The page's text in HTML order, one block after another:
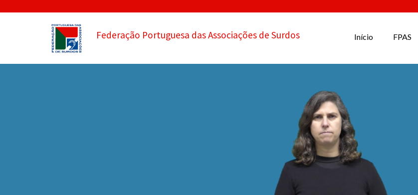
Federação Portuguesa das Associações de Surdos Início FPAS